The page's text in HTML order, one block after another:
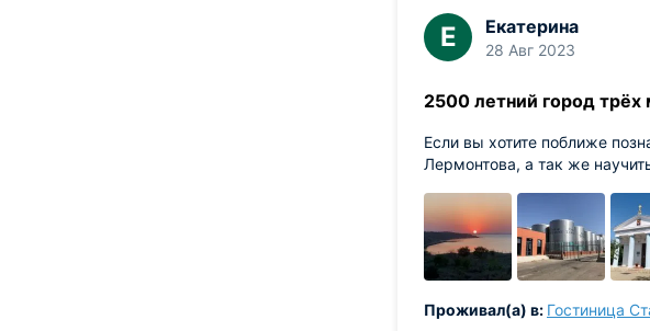
Е Екатерина
28 Авг 2023
2500 летний город трёх
Если вы хотите поближе
Лермонтова, а так же
Проживал(а) в: Гостиница